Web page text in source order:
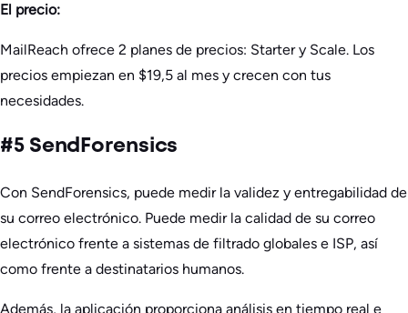
El precio:
MailReach ofrece 2 planes de precios: Starter y Scale. Los
precios empiezan en $19,5 al mes y crecen con tus
necesidades.
#5 SendForensics
‍Con SendForensics, puede medir la validez y entregabilidad de
su correo electrónico. Puede medir la calidad de su correo
electrónico frente a sistemas de filtrado globales e ISP, así
como frente a destinatarios humanos.
Además, la aplicación proporciona análisis en tiempo real e